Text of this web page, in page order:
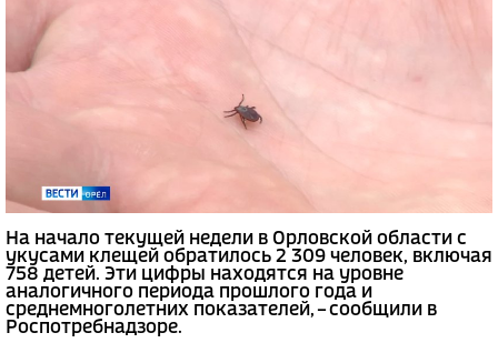
На начало текущей недели в Орловской области с
укусами клещей обратилось 2 309 человек, включая
758 детей. Эти цифры находятся на уровне
аналогичного периода прошлого года и
среднемноголетних показателей, – сообщили в
Роспотребнадзоре.